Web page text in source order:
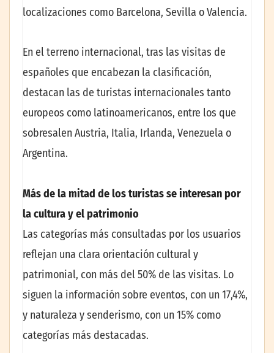
localizaciones como Barcelona, Sevilla o Valencia.
En el terreno internacional, tras las visitas de
españoles que encabezan la clasificación,
destacan las de turistas internacionales tanto
europeos como latinoamericanos, entre los que
sobresalen Austria, Italia, Irlanda, Venezuela o
Argentina.
Más de la mitad de los turistas se interesan por
la cultura y el patrimonio
Las categorías más consultadas por los usuarios
reflejan una clara orientación cultural y
patrimonial, con más del 50% de las visitas. Lo
siguen la información sobre eventos, con un 17,4%,
y naturaleza y senderismo, con un 15% como
categorías más destacadas.